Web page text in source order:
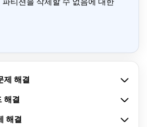
제 해결
해결
해결